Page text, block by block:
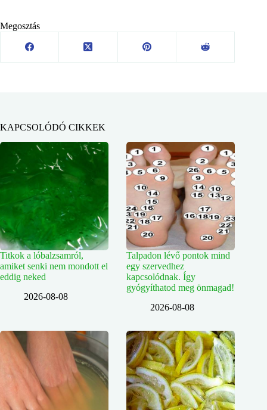
Megosztás
KAPCSOLÓDÓ CIKKEK
Titkok a lóbalzsamról,
amiket senki nem mondott el
eddig neked
2026-08-08
Talpadon lévő pontok mind
egy szervedhez
kapcsolódnak. Így
gyógyíthatod meg önmagad!
2026-08-08